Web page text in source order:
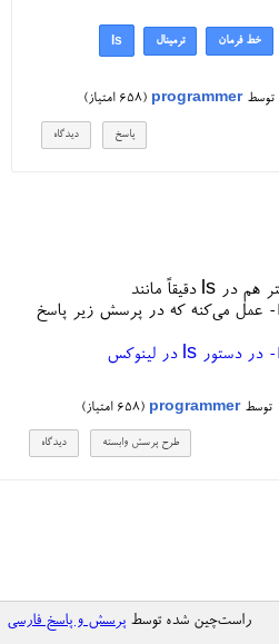
خط فرمان ترمینال ls
توسطprogrammer
(
658 امتیاز)
این پارامتر هم در ls دقیقاً مانند
- عمل می‌کنه که در پرسش زیر پاسخ
- در دستور ls در لینوکس
توسطprogrammer
(
658 امتیاز)
راست‌چین شده توسط پرسش و پاسخ فارسی